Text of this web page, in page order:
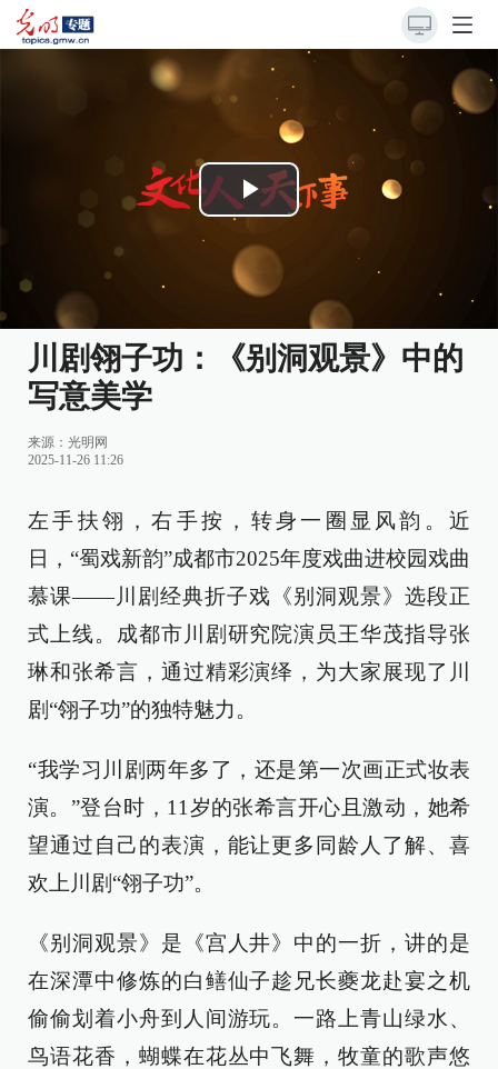
Play
Video
川剧翎子功：《别洞观景》中的
写意美学
来源： 光明网
2025-11-26 11:26
左手扶翎，右手按，转身一圈显风韵。近
日，“蜀戏新韵”成都市2025年度戏曲进校园戏曲
慕课——川剧经典折子戏《别洞观景》选段正
式上线。成都市川剧研究院演员王华茂指导张
琳和张希言，通过精彩演绎，为大家展现了川
剧“翎子功”的独特魅力。
“我学习川剧两年多了，还是第一次画正式妆表
演。”登台时，11岁的张希言开心且激动，她希
望通过自己的表演，能让更多同龄人了解、喜
欢上川剧“翎子功”。
《别洞观景》是《宫人井》中的一折，讲的是
在深潭中修炼的白鳝仙子趁兄长夔龙赴宴之机
偷偷划着小舟到人间游玩。一路上青山绿水、
鸟语花香，蝴蝶在花丛中飞舞，牧童的歌声悠